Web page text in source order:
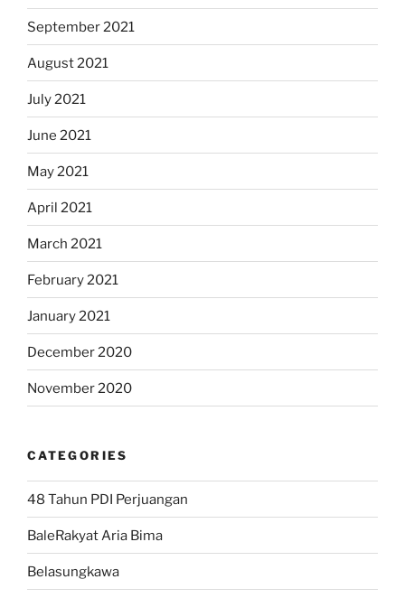
September 2021
August 2021
July 2021
June 2021
May 2021
April 2021
March 2021
February 2021
January 2021
December 2020
November 2020
CATEGORIES
48 Tahun PDI Perjuangan
BaleRakyat Aria Bima
Belasungkawa